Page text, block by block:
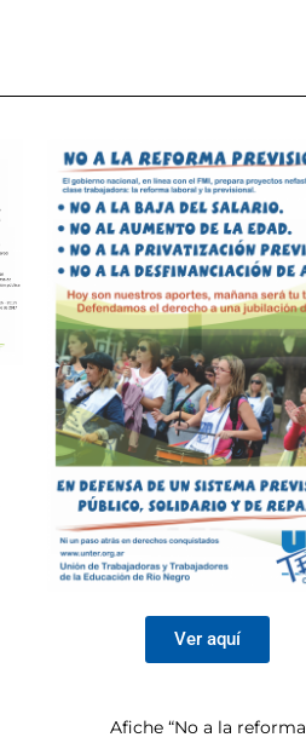
Ver aquí
Afiche “No a la reforma